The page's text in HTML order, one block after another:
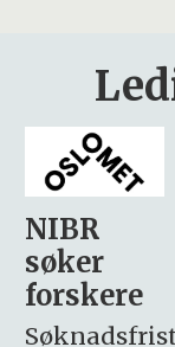
Rektor
Søknadsfrist:
15.09.2026